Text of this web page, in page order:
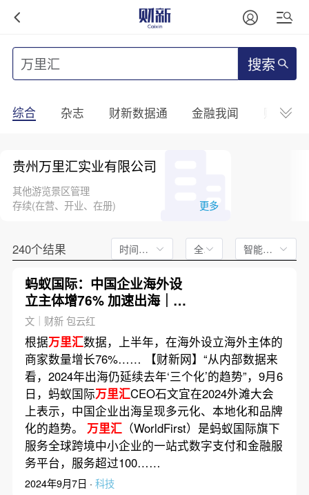
搜索
综合 杂志 财新数据通 金融我闻 财新
贵州万里汇实业有限公司
其他游览景区管理
存续(在营、开业、在册)
更多
240个结果 时间不限 全文 智能排序
蚂蚁国际：中国企业海外设
立主体增76% 加速出海｜出
海·消费
文｜财新 包云红
根据万里汇数据，上半年，在海外设立海外主体的
商家数量增长76%…… 【财新网】“从内部数据来
看，2024年出海仍延续去年‘三个化’的趋势”，9月6
日，蚂蚁国际万里汇CEO石文宜在2024外滩大会
上表示，中国企业出海呈现多元化、本地化和品牌
化的趋势。 万里汇（WorldFirst）是蚂蚁国际旗下
服务全球跨境中小企业的一站式数字支付和金融服
务平台，服务超过100……
2024年9月7日 · 科技